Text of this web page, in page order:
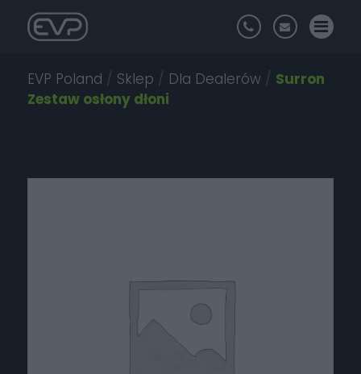
EVP Poland / Sklep / Dla Dealerów / Surron
Zestaw osłony dłoni